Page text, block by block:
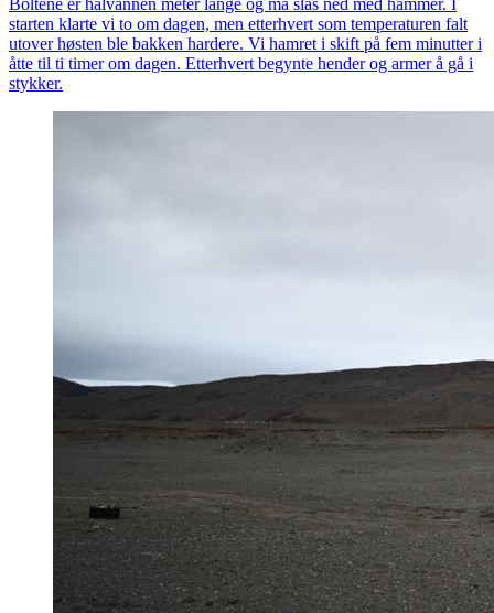
Boltene er halvannen meter lange og må slås ned med hammer. I
starten klarte vi to om dagen, men etterhvert som temperaturen falt
utover høsten ble bakken hardere. Vi hamret i skift på fem minutter i
åtte til ti timer om dagen. Etterhvert begynte hender og armer å gå i
stykker.